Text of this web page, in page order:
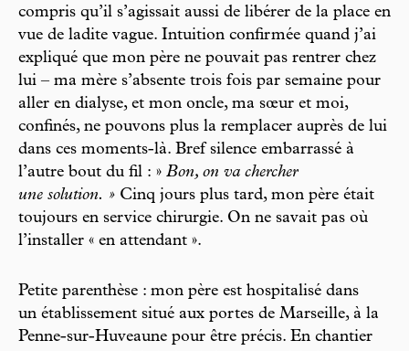
compris qu’il s’agissait aussi de libérer de la place en
vue de ladite vague. Intuition confirmée quand j’ai
expliqué que mon père ne pouvait pas rentrer chez
lui – ma mère s’absente trois fois par semaine pour
aller en dialyse, et mon oncle, ma sœur et moi,
confinés, ne pouvons plus la remplacer auprès de lui
dans ces moments-là. Bref silence embarrassé à
l’autre bout du fil : » Bon, on va chercher
une solution. » Cinq jours plus tard, mon père était
toujours en service chirurgie. On ne savait pas où
l’installer « en attendant ».
Petite parenthèse : mon père est hospitalisé dans
un établissement situé aux portes de Marseille, à la
Penne-sur-Huveaune pour être précis. En chantier